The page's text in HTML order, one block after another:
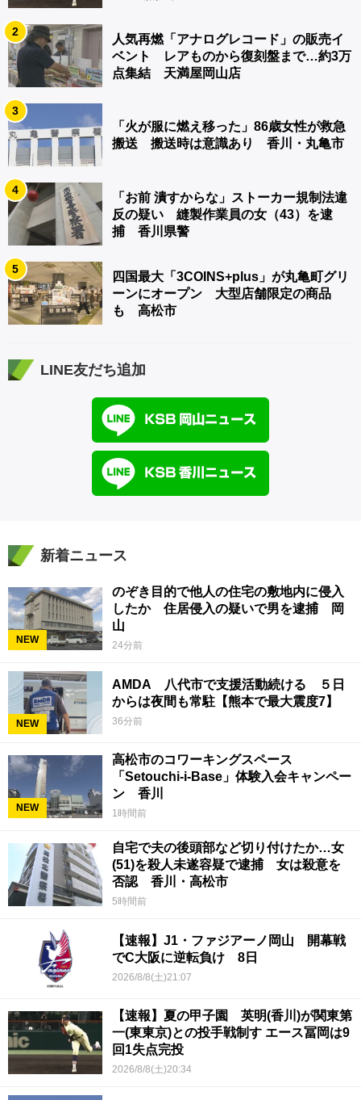
2
人気再燃「アナログレコード」の販売イ
ベント レアものから復刻盤まで…約3万
点集結 天満屋岡山店
3
「火が服に燃え移った」86歳女性が救急
搬送 搬送時は意識あり 香川・丸亀市
4
「お前 潰すからな」ストーカー規制法違
反の疑い 縫製作業員の女（43）を逮
捕 香川県警
5
四国最大「3COINS+plus」が丸亀町グリ
ーンにオープン 大型店舗限定の商品
も 高松市
LINE友だち追加
新着ニュース
NEW
のぞき目的で他人の住宅の敷地内に侵入
したか 住居侵入の疑いで男を逮捕 岡
山
24分前
NEW
AMDA 八代市で支援活動続ける ５日
からは夜間も常駐【熊本で最大震度7】
36分前
NEW
高松市のコワーキングスペース
「Setouchi-i-Base」体験入会キャンペー
ン 香川
1時間前
自宅で夫の後頭部など切り付けたか…女
(51)を殺人未遂容疑で逮捕 女は殺意を
否認 香川・高松市
5時間前
【速報】J1・ファジアーノ岡山 開幕戦
でC大阪に逆転負け 8日
2026/8/8(土)21:07
【速報】夏の甲子園 英明(香川)が関東第
一(東東京)との投手戦制す エース冨岡は9
回1失点完投
2026/8/8(土)20:34